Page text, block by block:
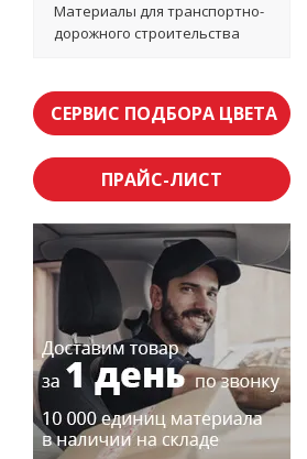
Материалы для транспортно-
дорожного строительства
СЕРВИС ПОДБОРА ЦВЕТА
ПРАЙС-ЛИСТ